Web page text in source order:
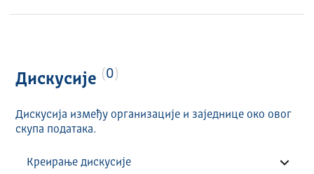
Дискусије 0
Дискусија између организације и заједнице око овог
скупа података.